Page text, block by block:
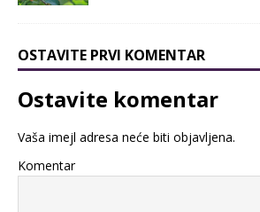
OSTAVITE PRVI KOMENTAR
Ostavite komentar
Vaša imejl adresa neće biti objavljena.
Komentar